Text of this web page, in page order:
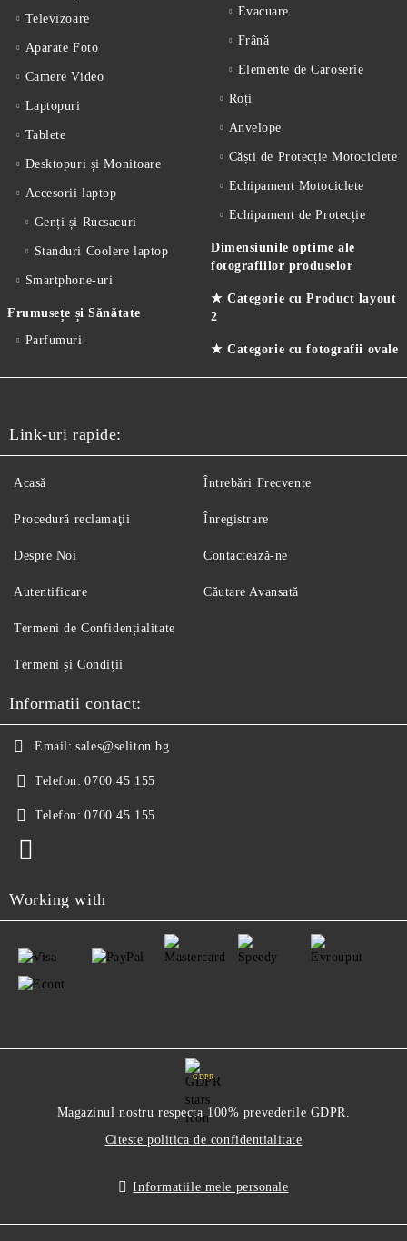
Televizoare
Aparate Foto
Camere Video
Laptopuri
Tablete
Desktopuri și Monitoare
Accesorii laptop
Genți și Rucsacuri
Standuri Coolere laptop
Smartphone-uri
Frumusețe și Sănătate
Parfumuri
Evacuare
Frână
Elemente de Caroserie
Roți
Anvelope
Căști de Protecție Motociclete
Echipament Motociclete
Echipament de Protecție
Dimensiunile optime ale
fotografiilor produselor
★ Categorie cu Product layout
2
★ Categorie cu fotografii ovale
Link-uri rapide:
Acasă
Procedură reclamaţii
Despre Noi
Autentificare
Întrebări Frecvente
Înregistrare
Contactează-ne
Căutare Avansată
Termeni de Confidențialitate
Termeni și Condiții
Informatii contact:
Email: sales@seliton.bg
Telefon: 0700 45 155
Telefon: 0700 45 155
Working with
GDPR
Magazinul nostru respecta 100% prevederile GDPR.
Citeste politica de confidentialitate
Informatiile mele personale